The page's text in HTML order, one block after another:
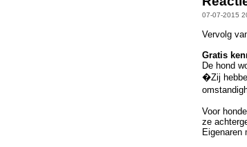
07-07-2015
Vervolg
Gratis
De hond
�Zij
Voor
ze
Eigenaren